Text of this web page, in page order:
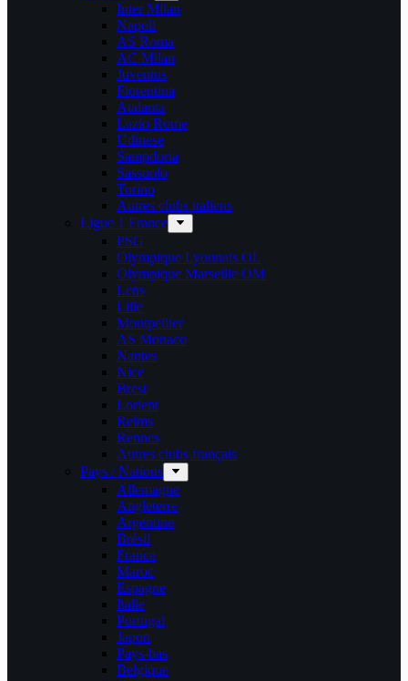
Inter Milan
Napoli
AS Roma
AC Milan
Juventus
Fiorentina
Atalanta
Lazio Rome
Udinese
Sampdoria
Sassuolo
Torino
Autres clubs italiens
Ligue 1 France
PSG
Olympique Lyonnais OL
Olympique Marseille OM
Lens
Lille
Montpellier
AS Monaco
Nantes
Nice
Brest
Lorient
Reims
Rennes
Autres clubs français
Pays / Nations
Allemagne
Angleterre
Argentine
Brésil
France
Maroc
Espagne
Italie
Portugal
Japon
Pays-bas
Belgique